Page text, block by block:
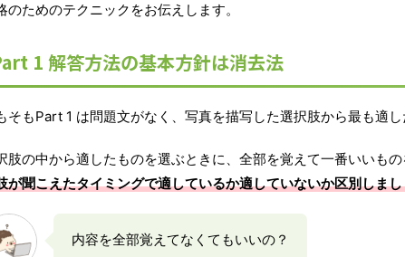
のためのテクニックをお伝えします。
1 解答方法の基本方針は消去法
そもPart 1 は問題文がなく、写真を描写した選択肢から最も適し
肢の中から適したものを選ぶときに、全部を覚えて一番いいもの
が聞こえたタイミングで適しているか適していないか区別しま
内容を全部覚えてなくてもいいの？